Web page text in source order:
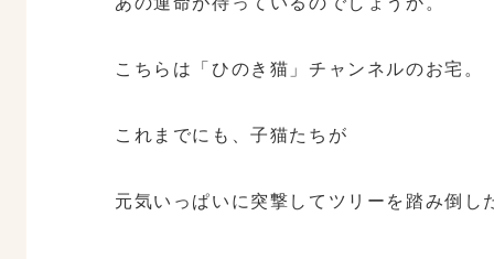
こちらは「ひのき猫」チャンネルのお宅。
これまでにも、子猫たちが
元気いっぱいに突撃してツリーを踏み倒し